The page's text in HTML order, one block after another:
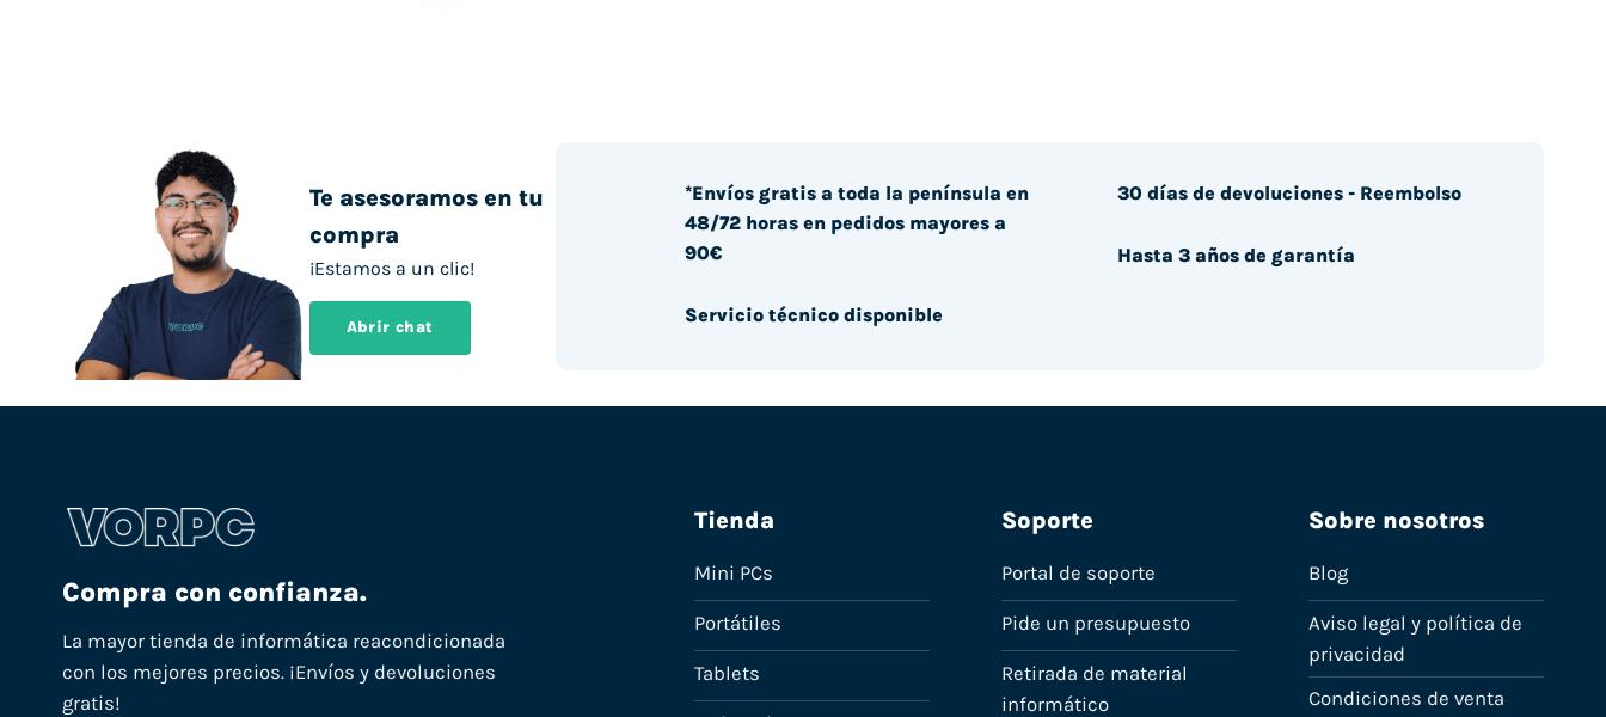
Te asesoramos en tu
compra
¡Estamos a un clic!
Abrir chat
*Envíos gratis a toda la península en
48/72 horas en pedidos mayores a
90€
Servicio técnico disponible
30 días de devoluciones - Reembolso
Hasta 3 años de garantía
Compra con confianza.
La mayor tienda de informática reacondicionada
con los mejores precios. ¡Envíos y devoluciones
gratis!
Tienda
Mini PCs
Portátiles
Tablets
Soporte
Portal de soporte
Pide un presupuesto
Retirada de material
informático
Sobre nosotros
Blog
Aviso legal y política de
privacidad
Condiciones de venta